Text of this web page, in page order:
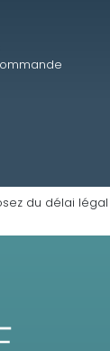
du délai légal